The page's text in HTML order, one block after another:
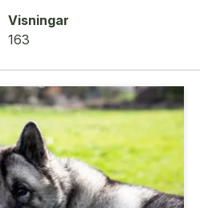
Visningar
163